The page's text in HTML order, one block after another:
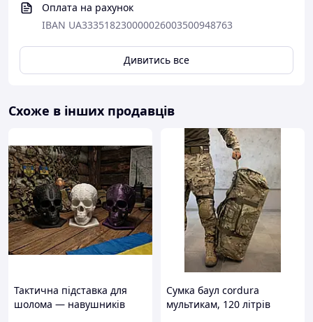
Оплата на рахунок
IBAN UA333518230000026003500948763
Дивитись все
Схоже в інших продавців
Тактична підставка для
шолома — навушників
Сумка баул cordura
мультикам, 120 літрів